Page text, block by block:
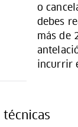
o
debes
más de
incurrir